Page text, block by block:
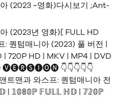
(2023 ~영화)다시보기 ;Ant-
(2023년 영화)[ FULL HD
퀀텀매니아 (2023) 풀 버전 |
720P HD | MKV | MP4 | DVD
🅥🅔🅡🅢🅘🅞🅝 👇👇👇👇👇
과 와스프: 퀀텀매니아 전
| 𝟙𝟘𝟠𝟘ℙ 𝔽𝕌𝕃𝕃 ℍ𝔻 | 𝟟𝟚𝟘ℙ